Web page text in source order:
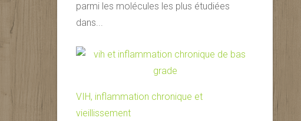
parmi les molécules les plus étudiées
dans...
VIH, inflammation chronique et
vieillissement